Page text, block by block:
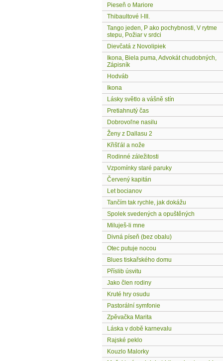
Pieseň o Mariore
Thibaultové I-III.
Tango jeden, P ako pochybnosti, V rytme
stepu, Požiar v srdci
Dievčatá z Novolipiek
Ikona, Biela puma, Advokát chudobných,
Zápisník
Hodváb
Ikona
Lásky světlo a vášně stín
Pretiahnutý čas
Dobrovoľne nasilu
Ženy z Dallasu 2
Křišťál a nože
Rodinné záležitosti
Vzpomínky staré paruky
Červený kapitán
Let bocianov
Tančím tak rychle, jak dokážu
Spolek svedených a opuštěných
Miluješ-li mne
Divná píseň (bez obalu)
Otec putuje nocou
Blues tiskařského domu
Příslib úsvitu
Jako člen rodiny
Kruté hry osudu
Pastorální symfonie
Zpěvačka Marita
Láska v době karnevalu
Rajské peklo
Kouzlo Malorky